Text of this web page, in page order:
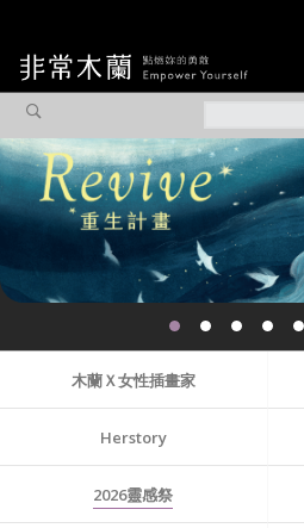
觀點專欄
焦點企劃
社會企業
認識我們
木蘭Ｘ女性插畫家
Herstory
2026靈感祭